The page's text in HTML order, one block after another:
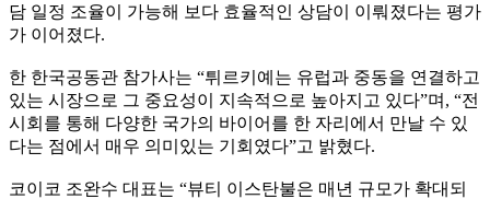
담 일정 조율이 가능해 보다 효율적인 상담이 이뤄졌다는 평가
가 이어졌다.
한 한국공동관 참가사는 “튀르키예는 유럽과 중동을 연결하고
있는 시장으로 그 중요성이 지속적으로 높아지고 있다”며, “전
시회를 통해 다양한 국가의 바이어를 한 자리에서 만날 수 있
다는 점에서 매우 의미있는 기회였다”고 밝혔다.
코이코 조완수 대표는 “뷰티 이스탄불은 매년 규모가 확대되